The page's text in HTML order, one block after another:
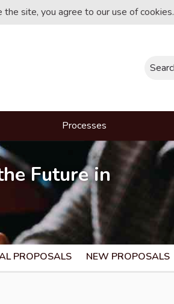
site, you agree to our use of cookies.
Search
Processes
Future in
PROPOSALS NEW PROPOSALS